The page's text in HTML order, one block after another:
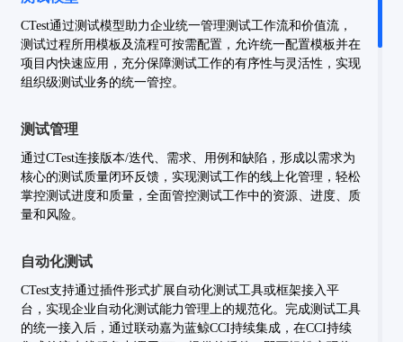
CTest通过测试模型助力企业统一管理测试工作流和价值流，
测试过程所用模板及流程可按需配置，允许统一配置模板并在
项目内快速应用，充分保障测试工作的有序性与灵活性，实现
组织级测试业务的统一管控。
测试管理
通过CTest连接版本/迭代、需求、用例和缺陷，形成以需求为
核心的测试质量闭环反馈，实现测试工作的线上化管理，轻松
掌控测试进度和质量，全面管控测试工作中的资源、进度、质
量和风险。
自动化测试
CTest支持通过插件形式扩展自动化测试工具或框架接入平
台，实现企业自动化测试能力管理上的规范化。 完成测试工具
的统一接入后，通过联动嘉为蓝鲸CCI持续集成，在CCI持续